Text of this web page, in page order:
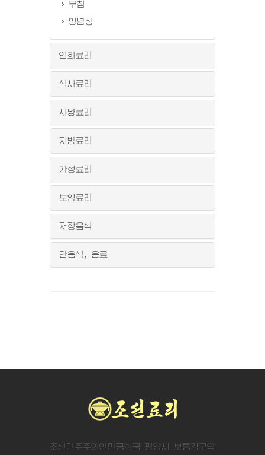
무침
양념장
연회료리
식사료리
사냥료리
지방료리
가정료리
보양료리
저장음식
단음식, 음료
조선민주주의인민공화국 평양시 보통강구역